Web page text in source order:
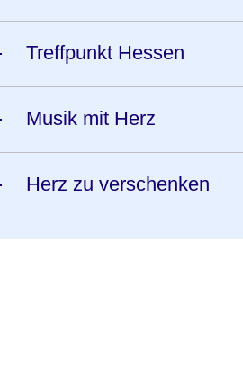
Treffpunkt Hessen
Musik mit Herz
Herz zu verschenken